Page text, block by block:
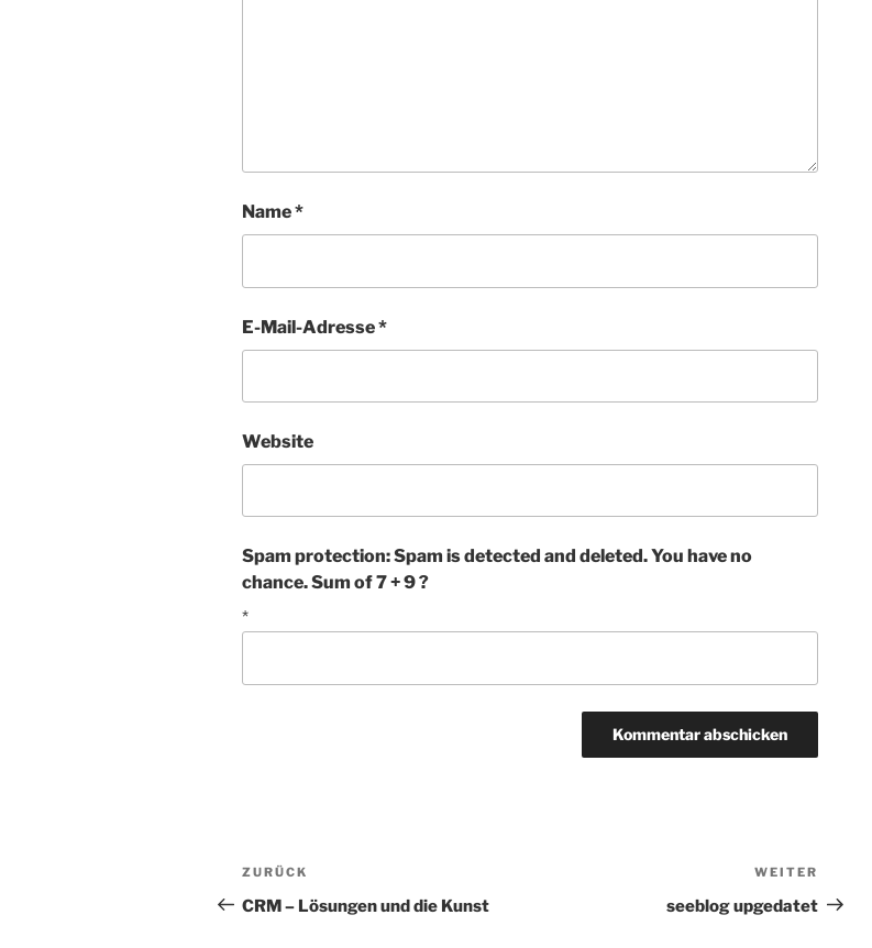
Name*
E-Mail-Adresse*
Website
Spam protection: Spam is detected and deleted. You have no
chance. Sum of 7 + 9 ?
*
Beitragsnavigation
Vorheriger
Beitrag
ZURÜCK
CRM – Lösungen und die Kunst
Beitrag
WEITER
seeblog upgedatet